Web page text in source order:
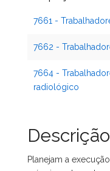
7661 -
7662 -
7664 -
radiológico
Planejam a